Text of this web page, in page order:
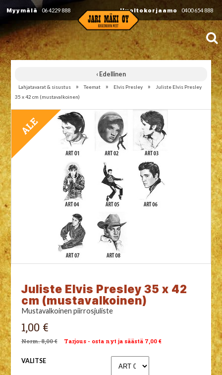
Myymälä 06 4229 888 Huoltokorjaamo 0400 654 888
‹ Edellinen
Lahjatavarat & sisustus » Teemat » Elvis Presley »
Juliste Elvis Presley
35 x 42 cm (mustavalkoinen)
Juliste Elvis Presley 35 x 42
cm (mustavalkoinen)
Mustavalkoinen piirrosjuliste
1,00 €
8,00 € Tarjous - osta nyt ja säästä 7,00 €
VALITSE